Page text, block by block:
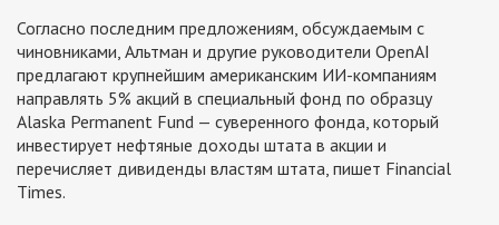
Согласно последним предложениям, обсуждаемым с
чиновниками, Альтман и другие руководители OpenAI
предлагают крупнейшим американским ИИ-компаниям
направлять 5% акций в специальный фонд по образцу
Alaska Permanent Fund — суверенного фонда, который
инвестирует нефтяные доходы штата в акции и
перечисляет дивиденды властям штата, пишет Financial
Times.